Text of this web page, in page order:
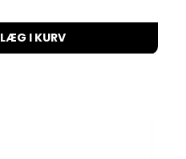
LÆG I KURV